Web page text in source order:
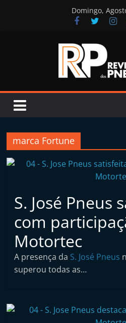
Domingo,
Revista
Pneus
R
i
s
t
a
i
n
p
marca Fortune
S. José Pneus
com
Motortec
A presença da S. José Pneus
superou todas as…